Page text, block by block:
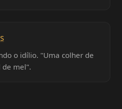
o idílio. "Uma colher de
mel".